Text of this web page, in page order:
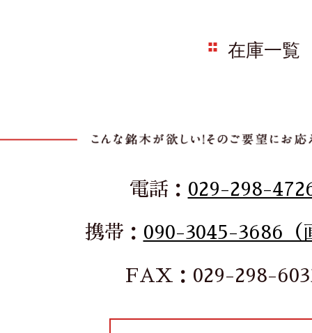
在庫一覧
電話： 029-298-
携帯： 090-3045-3686（
FAX：029-298-